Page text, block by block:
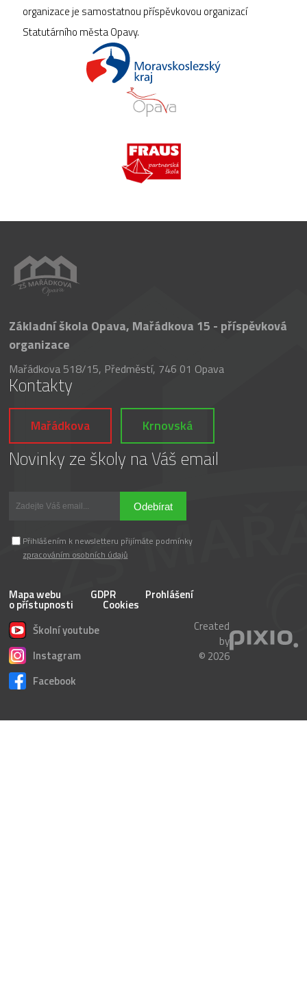
organizace je samostatnou příspěvkovou organizací
Statutárního města Opavy.
Základní škola Opava, Mařádkova 15 - příspěvková
organizace
Mařádkova 518/15, Předměstí, 746 01 Opava
Kontakty
Mařádkova Krnovská
Novinky ze školy na Váš email
Odebírat
Přihlášením k newsletteru přijímáte podmínky
zpracováním osobních údajů
Mapa webu GDPR Prohlášení
o přístupnosti
Cookies
Školní youtube
Instagram
Facebook
Created
by
© 2026